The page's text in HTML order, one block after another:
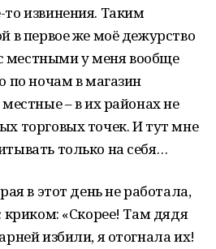
извинения. Таким
в первое же моё дежурство
местными у меня вообще
по ночам в магазин
– в их районах не
торговых точек. И тут мне
только на себя…
в этот день не работала,
криком: «Скорее! Там дядя
избили, я отогнала их!